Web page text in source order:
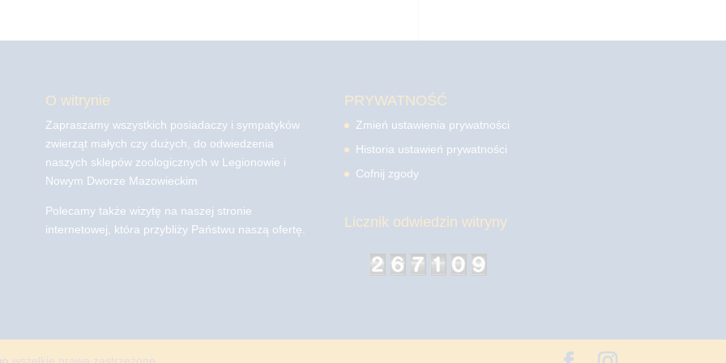
O witrynie
Zapraszamy wszystkich posiadaczy i sympatyków
zwierząt małych czy dużych, do odwiedzenia
naszych sklepów zoologicznych w Legionowie i
Nowym Dworze Mazowieckim
Polecamy także wizytę na naszej stronie
internetowej, która przybliży Państwu naszą ofertę.
PRYWATNOŚĆ
Zmień ustawienia prywatności
Historia ustawień prywatności
Cofnij zgody
Licznik odwiedzin witryny